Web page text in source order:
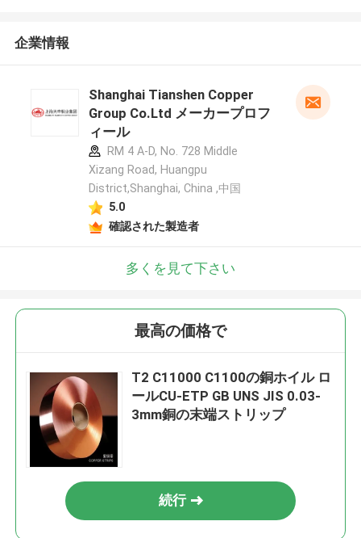
企業情報
Shanghai Tianshen Copper
Group Co.Ltd メーカープロフ
ィール
RM 4 A-D, No. 728 Middle
Xizang Road, Huangpu
District,Shanghai, China ,中国
5.0
確認された製造者
多くを見て下さい
最高の価格で
T2 C11000 C1100の銅ホイル ロ
ールCU-ETP GB UNS JIS 0.03-
3mm銅の末端ストリップ
続行